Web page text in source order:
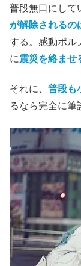
普段無口にして
が解除されるの
する。感動ポル
に震災を絡ませ
それに、 普段も
るなら完全に筆